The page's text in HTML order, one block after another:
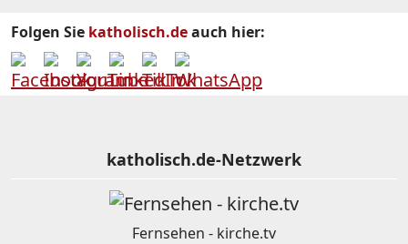
Folgen Sie katholisch.deauch hier:
katholisch.de-Netzwerk
Fernsehen - kirche.tv